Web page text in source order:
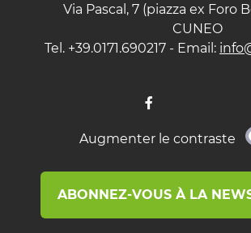
Via Pascal, 7 (piazza ex Foro
CUNEO
Tel. +39.0171.690217 - Email:
Augmenter le contraste
ABONNEZ-VOUS À LA